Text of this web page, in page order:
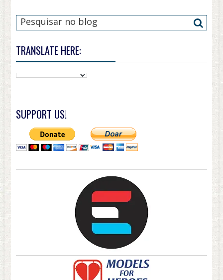
TRANSLATE HERE:
SUPPORT US!